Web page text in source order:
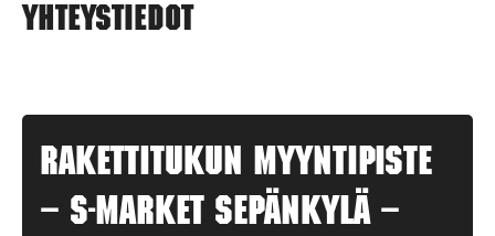
Yhteystiedot
Rakettitukun myyntipiste
– S-MARKET SEPÄNKYLÄ –